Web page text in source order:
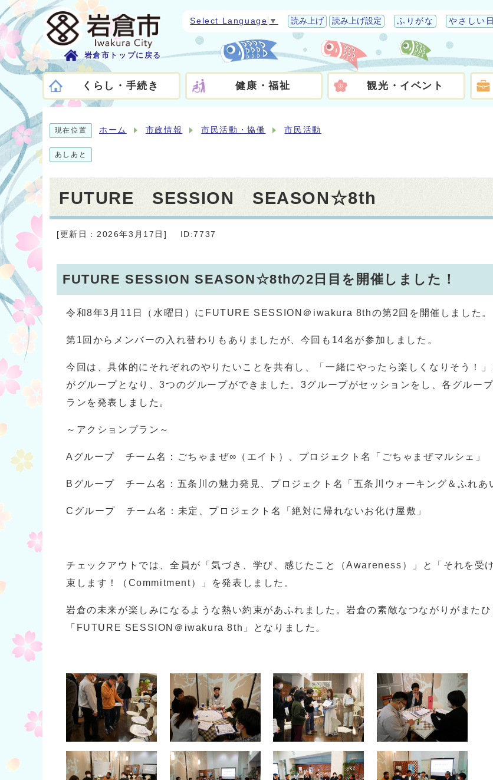
岩倉市トップに戻る
Select Language ▼ 読み上げ 読み上げ設定 ふりがな やさしい
くらし・手続き 健康・福祉 観光・イベント
現在位置 ホーム 市政情報 市民活動・協働 市民活動
あしあと
FUTURE SESSION SEASON☆8th
[更新日：2026年3月17日] ID:7737
FUTURE SESSION SEASON☆8thの2日目を開催しました！
令和8年3月11日（水曜日）にFUTURE SESSION＠iwakura 8thの第2回を開催しました。
第1回からメンバーの入れ替わりもありましたが、今回も14名が参加しました。
今回は、具体的にそれぞれのやりたいことを共有し、「一緒にやったら楽しくなりそう！
がグループとなり、3つのグループができました。3グループがセッションをし、各グルー
ランを発表しました。
～アクションプラン～
Aグループ チーム名：ごちゃまぜ∞（エイト）、プロジェクト名「ごちゃまぜマルシェ」
Bグループ チーム名：五条川の魅力発見、プロジェクト名「五条川ウォーキング＆ふれあ
Cグループ チーム名：未定、プロジェクト名「絶対に帰れないお化け屋敷」
チェックアウトでは、全員が「気づき、学び、感じたこと（Awareness）」と「それを受
束します！（Commitment）」を発表しました。
岩倉の未来が楽しみになるような熱い約束があふれました。岩倉の素敵なつながりがまたひ
「FUTURE SESSION＠iwakura 8th」となりました。